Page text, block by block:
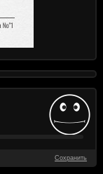
Сохранить